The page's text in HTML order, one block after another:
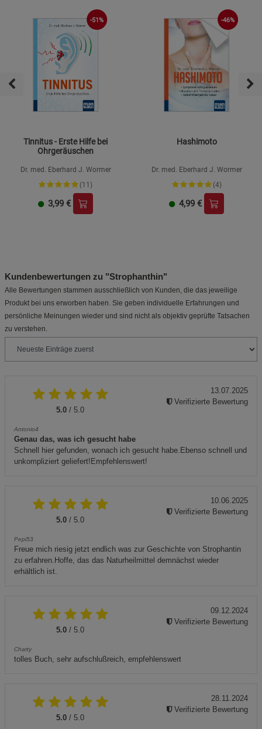
-51%
Tinnitus - Erste Hilfe bei
Ohrgeräuschen
Dr. med. Eberhard J. Wormer
(11)
3,99 €
-46%
Hashimoto
Dr. med. Eberhard J. Wormer
(4)
4,99 €
Kundenbewertungen zu "Strophanthin"
Alle Bewertungen stammen ausschließlich von Kunden, die das jeweilige
Produkt bei uns erworben haben. Sie geben individuelle Erfahrungen und
persönliche Meinungen wieder und sind nicht als objektiv geprüfte Tatsachen
zu verstehen.
5.0 / 5.0
Antonio4
Genau das, was ich gesucht habe
Schnell hier gefunden, wonach ich gesucht habe.Ebenso schnell und
unkompliziert geliefert!Empfehlenswert!
13.07.2025
Verifizierte Bewertung
5.0 / 5.0
Pepi53
Freue mich riesig jetzt endlich was zur Geschichte von Strophantin
zu erfahren.Hoffe, das das Naturheilmittel demnächst wieder
erhältlich ist.
10.06.2025
Verifizierte Bewertung
5.0 / 5.0
Chatty
tolles Buch, sehr aufschlußreich, empfehlenswert
09.12.2024
Verifizierte Bewertung
5.0 / 5.0
28.11.2024
Verifizierte Bewertung